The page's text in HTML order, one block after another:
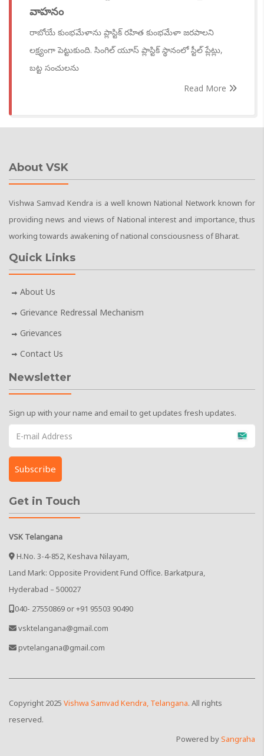
వాహనం
రాబోయే కుంభమేళాను ప్లాస్టిక్ రహిత కుంభమేళా జరపాలని
లక్ష్యంగా పెట్టుకుంది. సింగిల్ యూస్ ప్లాస్టిక్ స్థానంలో స్టీల్ ప్లేట్లు,
బట్ట సంచులను
Read More
About VSK
Vishwa Samvad Kendra is a well known National Network known for
providing news and views of National interest and importance, thus
working towards awakening of national consciousness of Bharat.
Quick Links
About Us
Grievance Redressal Mechanism
Grievances
Contact Us
Newsletter
Sign up with your name and email to get updates fresh updates.
Get in Touch
VSK Telangana
H.No. 3-4-852, Keshava Nilayam,
Land Mark: Opposite Provident Fund Office. Barkatpura,
Hyderabad – 500027
040- 27550869 or +91 95503 90490
vsktelangana@gmail.com
pvtelangana@gmail.com
Copyright 2025 Vishwa Samvad Kendra, Telangana. All rights
reserved.
Powered bySangraha